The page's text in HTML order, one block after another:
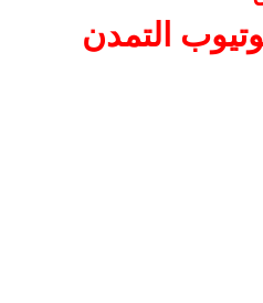
التمدن